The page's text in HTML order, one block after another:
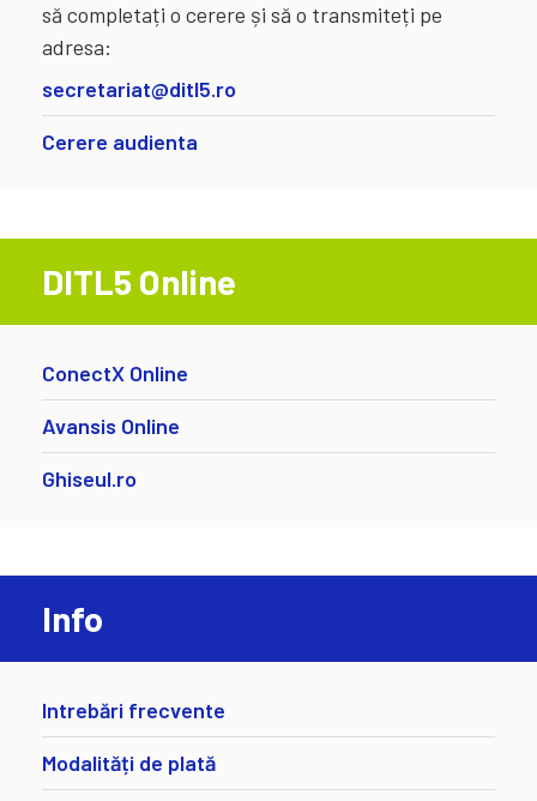
să completați o cerere și să o transmiteți pe
adresa:
secretariat@ditl5.ro
Cerere audienta
DITL5 Online
ConectX Online
Avansis Online
Ghiseul.ro
Info
Intrebări frecvente
Modalități de plată